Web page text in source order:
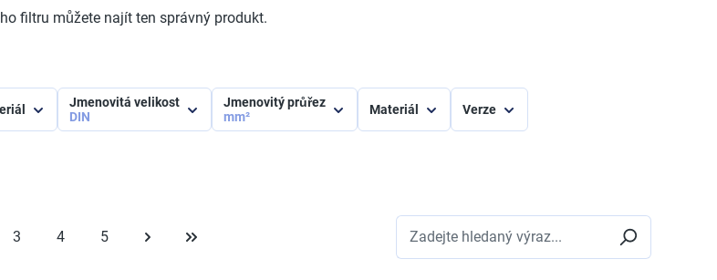
filtru můžete najít ten správný produkt.
Jmenovitá velikost
DIN
Jmenovitý průřez
mm²
Materiál Verze
3 4 5